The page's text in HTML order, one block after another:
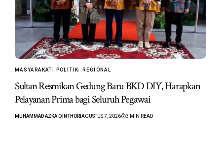
MASYARAKAT POLITIK REGIONAL
Sultan Resmikan Gedung Baru BKD DIY, Harapkan
Pelayanan Prima bagi Seluruh Pegawai
MUHAMMAD AZKA QINTHORI AGUSTUS 7, 2026 3 MIN READ